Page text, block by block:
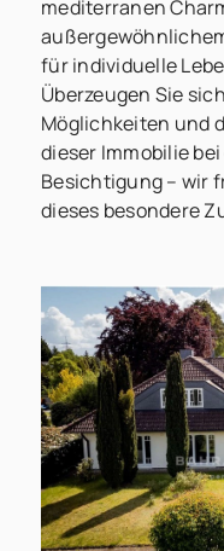
mediterranen
für individuelle
Überzeugen Sie
Möglichkeiten und
dieser Immobilie
Besichtigung – wir
dieses besondere